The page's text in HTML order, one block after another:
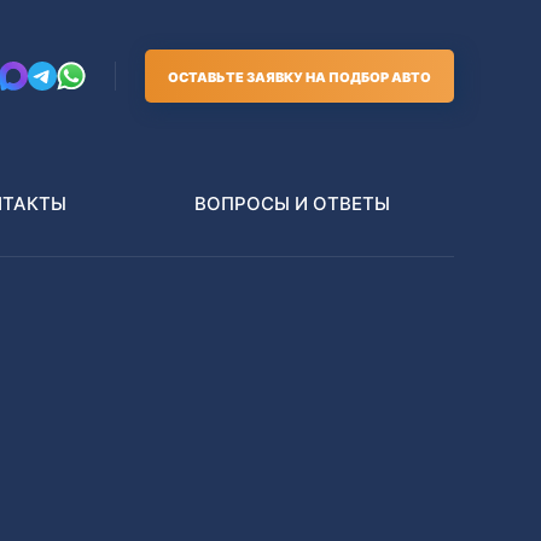
ОСТАВЬТЕ ЗАЯВКУ НА ПОДБОР АВТО
ВОПРОСЫ И ОТВЕТЫ